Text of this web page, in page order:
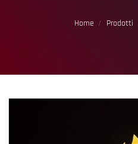
Home / Prodotti